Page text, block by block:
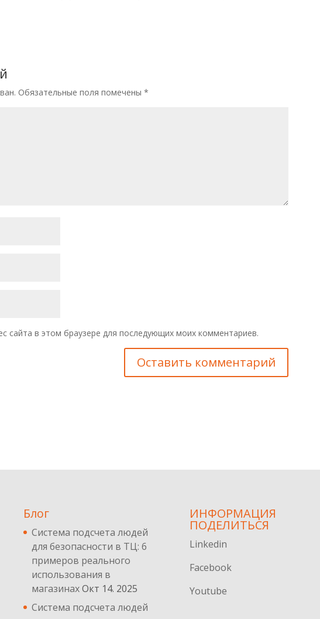
Обязательные поля помечены*
сайта в этом браузере для последующих моих комментариев.
Блог
Система подсчета людей
для безопасности в ТЦ: 6
примеров реального
использования в
магазинахОкт 14. 2025
Система подсчета людей
ИНФОРМАЦИЯ
ПОДЕЛИТЬСЯ
Linkedin
Facebook
Youtube